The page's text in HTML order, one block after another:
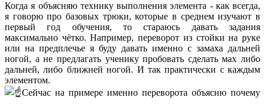
Когда я объясняю технику выполнения элемента - как всегда,
я говорю про базовых трюки, которые в среднем изучают в
первый год обучения, то стараюсь давать задания
максимально чётко. Например, переворот из стойки на руке
или на предплечье я буду давать именно с замаха дальней
ногой, а не предлагать ученику пробовать сделать мах либо
дальней, либо ближней ногой. И так практически с каждым
элементом.
Сейчас на примере именно переворота объясню почему